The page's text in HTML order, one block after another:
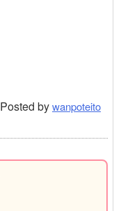
Posted bywanpoteito